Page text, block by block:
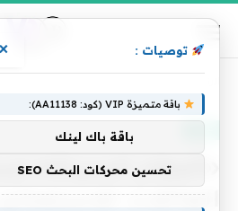
«أمطار السراة» تستقطب العائلات
«أمطار السراة»
العائلات
توصيات : ×
باقة متميزة VIP (كود: AA11138):
باقة باك لينك
تحسين محركات البحث SEO